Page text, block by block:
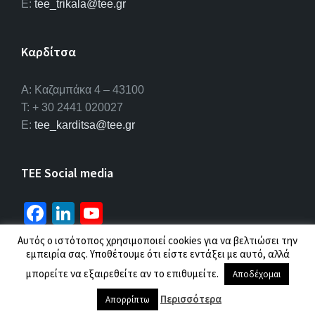
E: tee_trikala@tee.gr
Καρδίτσα
Α: Καζαμπάκα 4 – 43100
T: + 30 2441 020027
E: tee_karditsa@tee.gr
TEE Social media
Fa
ce
b
o
Li
n
ke
dI
u
T
u
b
© 2026 ΤΕΕ |Πολιτική προσωπικών δεδομένων
Αυτός ο ιστότοπος χρησιμοποιεί cookies για να βελτιώσει την
εμπειρία σας. Υποθέτουμε ότι είστε εντάξει με αυτό, αλλά
μπορείτε να εξαιρεθείτε αν το επιθυμείτε.
Αποδέχομαι
Απορρίπτω Περισσότερα